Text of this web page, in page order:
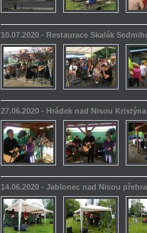
10.07.2020 - Restaurace Skalák
27.06.2020 - Hrádek nad Nisou
14.06.2020 - Jablonec nad Nisou